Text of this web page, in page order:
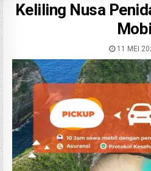
Keliling Nusa
11 MEI